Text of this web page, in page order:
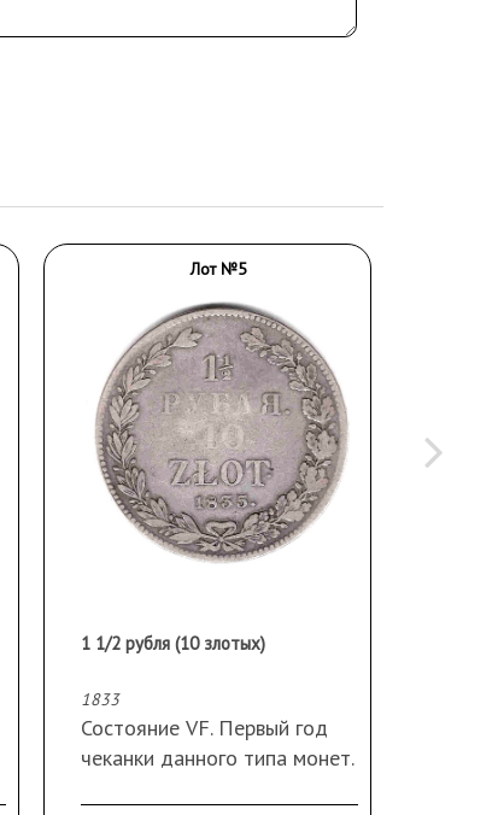
Лот №5
1 1/2 рубля (10 злотых)
1833
Состояние VF. Первый год
чеканки данного типа монет.